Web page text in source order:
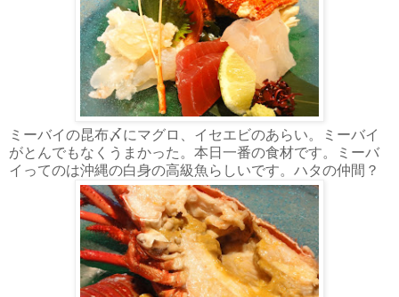
ミーバイの昆布〆にマグロ、イセエビのあらい。ミーバイ
がとんでもなくうまかった。本日一番の食材です。ミーバ
イってのは沖縄の白身の高級魚らしいです。ハタの仲間？